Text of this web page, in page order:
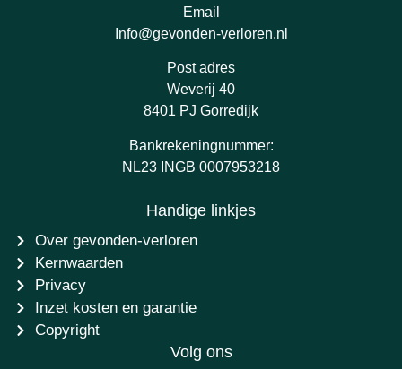
Email
Info@gevonden-verloren.nl
Post adres
Weverij 40
8401 PJ Gorredijk
Bankrekeningnummer:
NL23 INGB 0007953218
Handige linkjes
Over gevonden-verloren
Kernwaarden
Privacy
Inzet kosten en garantie
Copyright
Volg ons